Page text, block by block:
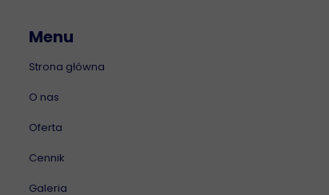
Menu
Strona główna
O nas
Oferta
Cennik
Galeria